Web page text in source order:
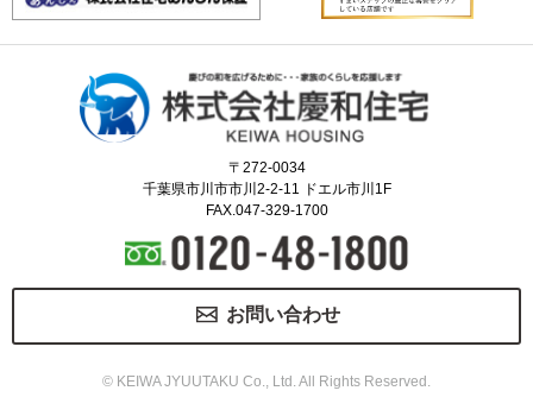
〒272-0034
千葉県市川市市川2-2-11 ドエル市川1F
FAX.047-329-1700
お問い合わせ
© KEIWA JYUUTAKU Co., Ltd. All Rights Reserved.